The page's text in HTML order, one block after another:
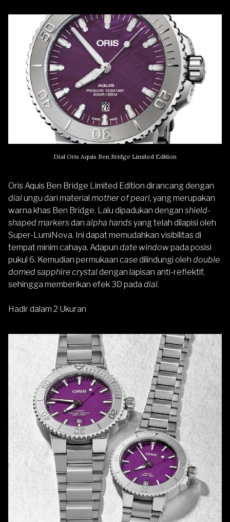
Dial Oris Aquis Ben Bridge Limited Edition
Oris Aquis Ben Bridge Limited Edition dirancang dengan
dialungu dari material mother of pearl, yang merupakan
warna khas Ben Bridge. Lalu dipadukan dengan shield-
shaped markersdan alpha handsyang telah dilapisi oleh
Super-LumiNova. Ini dapat memudahkan visibilitas di
tempat minim cahaya. Adapun date windowpada posisi
pukul 6. Kemudian permukaan casedilindungi oleh double
domed sapphire crystaldengan lapisan anti-reflektif,
sehingga memberikan efek 3D pada dial.
Hadir dalam 2 Ukuran